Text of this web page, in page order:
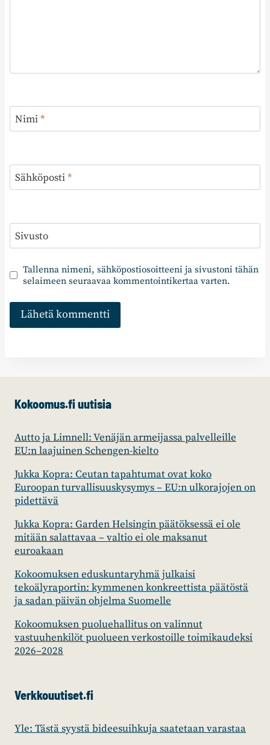
Nimi*
Sähköposti*
Sivusto
Tallenna nimeni, sähköpostiosoitteeni ja sivustoni tähän
selaimeen seuraavaa kommentointikertaa varten.
Kokoomus.fi uutisia
Autto ja Limnell: Venäjän armeijassa palvelleille
EU:n laajuinen Schengen-kielto
Jukka Kopra: Ceutan tapahtumat ovat koko
Euroopan turvallisuuskysymys – EU:n ulkorajojen on
pidettävä
Jukka Kopra: Garden Helsingin päätöksessä ei ole
mitään salattavaa – valtio ei ole maksanut
euroakaan
Kokoomuksen eduskuntaryhmä julkaisi
tekoälyraportin: kymmenen konkreettista päätöstä
ja sadan päivän ohjelma Suomelle
Kokoomuksen puoluehallitus on valinnut
vastuuhenkilöt puolueen verkostoille toimikaudeksi
2026–2028
Verkkouutiset.fi
Yle: Tästä syystä bideesuihkuja saatetaan varastaa